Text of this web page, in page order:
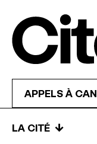
APPELS À
LA CITÉ ↓